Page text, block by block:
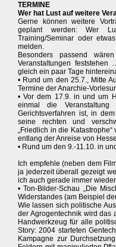
TERMINE
Wer hat Lust auf weitere
Gerne können weitere
geplant werden: Wer
Training/Seminar oder
melden.
Besonders passend
Veranstaltungen
gleich ein paar Tage
• Rund um den 25.7., Mitte
Termine der Anarchie-
• Vor dem 17.9. in und um
einmal die
Gerichtsverfahren ist, in
seine rechten und
„Friedlich in die
entlang der Anreise von
• Rund um den 9.-11.10. in
Ich empfehle (neben dem
ja jederzeit überall gezeigt
ich auch gerade immer
• Ton-Bilder-Schau „Die
Widerstandes (am Beispiel
Wie lassen sich politische
der Agrogentechnik wird das
Handwerkzeug für alle
Story: 2004 starteten
Kampagne zur